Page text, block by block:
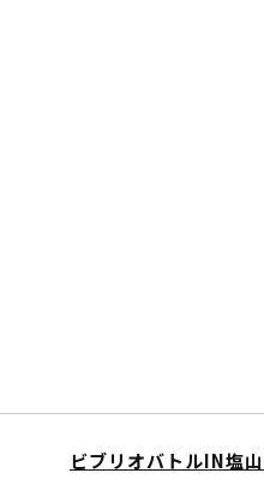
ビブリオバトルIN塩